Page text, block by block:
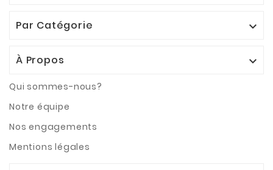
Par Catégorie 
À Propos 
Qui sommes-nous?
Notre équipe
Nos engagements
Mentions légales